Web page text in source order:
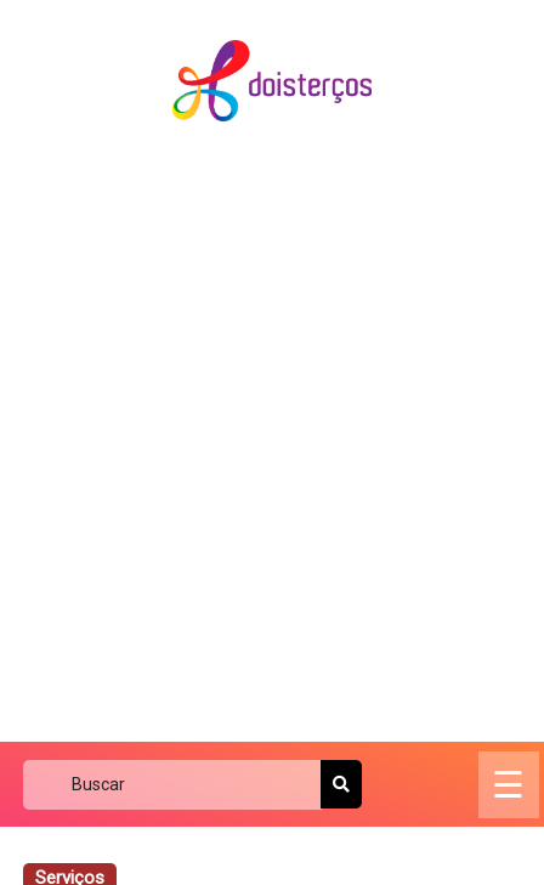
☰
Serviços